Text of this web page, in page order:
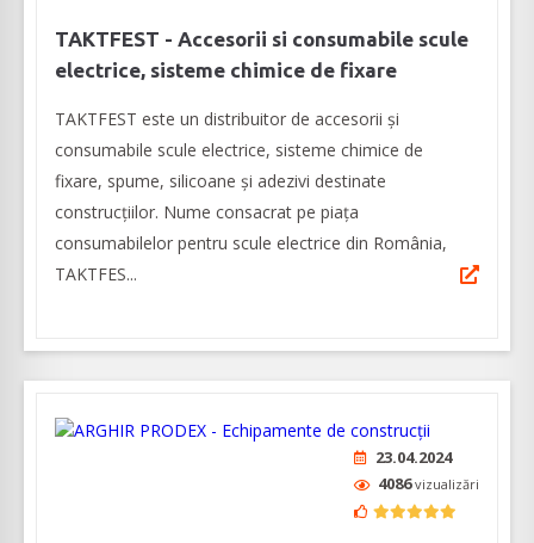
TAKTFEST - Accesorii si consumabile scule
electrice, sisteme chimice de fixare
TAKTFEST este un distribuitor de accesorii și
consumabile scule electrice, sisteme chimice de
fixare, spume, silicoane și adezivi destinate
construcțiilor. Nume consacrat pe piața
consumabilelor pentru scule electrice din România,
TAKTFES...
23.04.2024
4086vizualizări